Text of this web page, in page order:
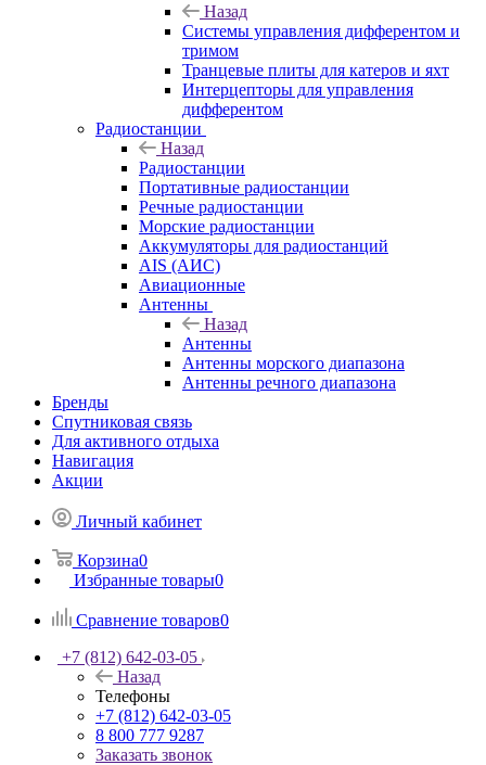
Назад
Системы управления дифферентом и
тримом
Транцевые плиты для катеров и яхт
Интерцепторы для управления
дифферентом
Радиостанции
Назад
Радиостанции
Портативные радиостанции
Речные радиостанции
Морские радиостанции
Аккумуляторы для радиостанций
AIS (АИС)
Авиационные
Антенны
Назад
Антенны
Антенны морского диапазона
Антенны речного диапазона
Бренды
Спутниковая связь
Для активного отдыха
Навигация
Акции
Личный кабинет
Корзина0
Избранные товары0
Сравнение товаров0
+7 (812) 642-03-05
Назад
Телефоны
+7 (812) 642-03-05
8 800 777 9287
Заказать звонок